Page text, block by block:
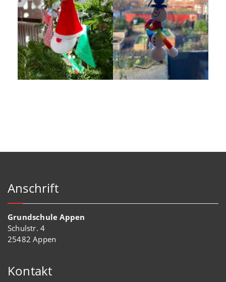
Anschrift
Grundschule Appen
Schulstr. 4
25482 Appen
Kontakt